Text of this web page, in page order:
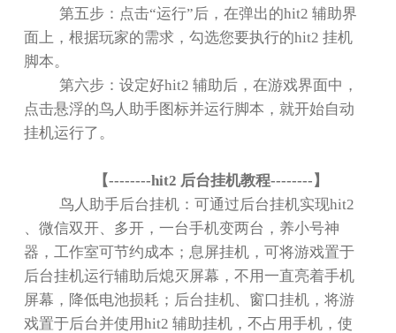
第五步：点击“运行”后，在弹出的hit2辅助界
面上，根据玩家的需求，勾选您要执行的hit2挂机
脚本。
第六步：设定好hit2辅助后，在游戏界面中，
点击悬浮的鸟人助手图标并运行脚本，就开始自动
挂机运行了。
【--------hit2 后台挂机教程--------】
鸟人助手后台挂机：可通过后台挂机实现hit2
、微信双开、多开，一台手机变两台，养小号神
器，工作室可节约成本；息屏挂机，可将游戏置于
后台挂机运行辅助后熄灭屏幕，不用一直亮着手机
屏幕，降低电池损耗；后台挂机、窗口挂机，将游
戏置于后台并使用hit2辅助挂机，不占用手机，使